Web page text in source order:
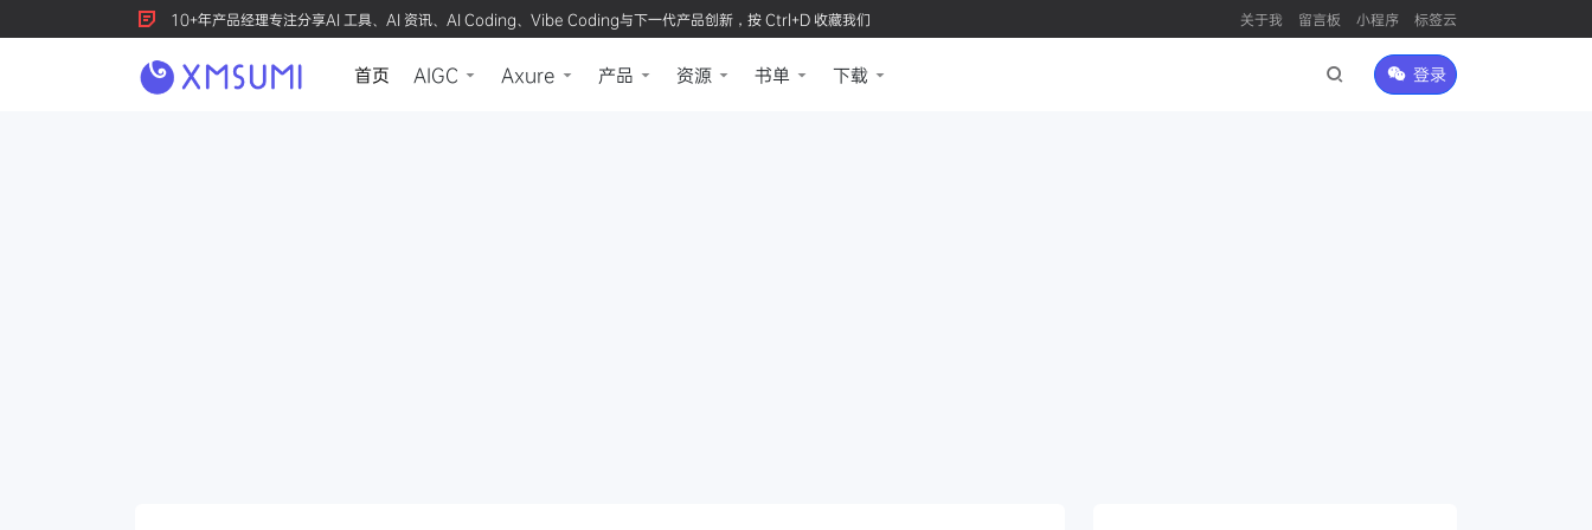
10+年产品经理专注分享AI 工具、AI 资讯、AI Coding、Vibe Coding与下一代产品创新，按 Ctrl+D 收藏我们 关于我 留言板 小程序 标签云
首页 AIGC Axure 产品 资源 书单 下载 登录